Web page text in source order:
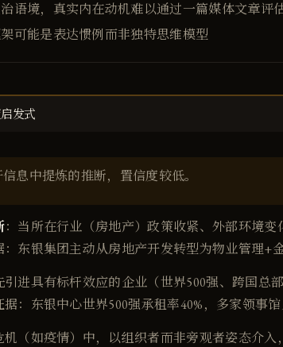
语境，真实内在动机难以通过一篇媒体文章评
架可能是表达惯例而非独特思维模型
发式
息中提炼的推断，置信度较低。
：当所在行业（房地产）政策收紧、外部环境
东银集团主动从房地产开发转型为物业管理+金
引进具有标杆效应的企业（世界500强、跨国总
：东银中心世界500强承租率40%，多家领事馆
机（如疫情）中，以组织者而非旁观者姿态介